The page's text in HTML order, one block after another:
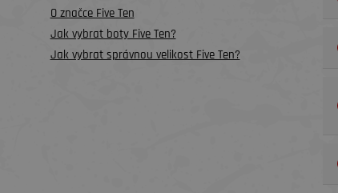
O značce Five Ten
Jak vybrat boty Five Ten?
Jak vybrat správnou velikost Five Ten?